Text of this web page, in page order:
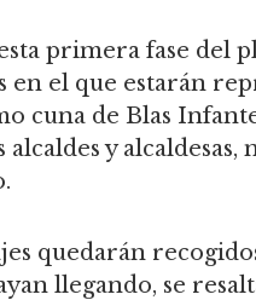
primera fase del
en el que estarán
cuna de Blas
alcaldes y
quedarán
llegando, se